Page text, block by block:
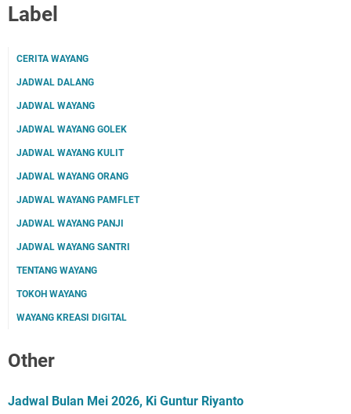
Label
CERITA WAYANG
JADWAL DALANG
JADWAL WAYANG
JADWAL WAYANG GOLEK
JADWAL WAYANG KULIT
JADWAL WAYANG ORANG
JADWAL WAYANG PAMFLET
JADWAL WAYANG PANJI
JADWAL WAYANG SANTRI
TENTANG WAYANG
TOKOH WAYANG
WAYANG KREASI DIGITAL
Other
Jadwal Bulan Mei 2026, Ki Guntur Riyanto